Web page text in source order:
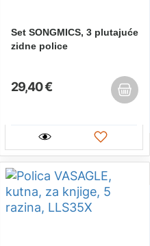
Set SONGMICS, 3 plutajuće
zidne police
29,40 €